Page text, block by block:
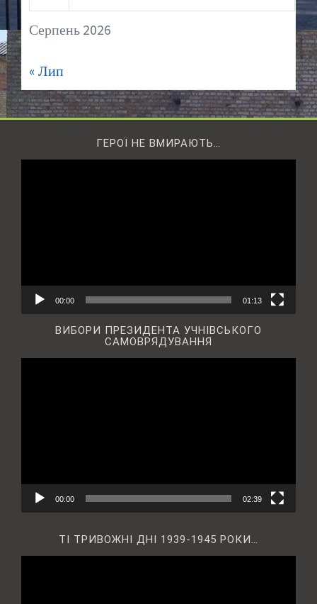
Серпень 2026
« Лип
ГЕРОЇ НЕ ВМИРАЮТЬ…
00:00 01:13
ВИБОРИ ПРЕЗИДЕНТА УЧНІВСЬКОГО
САМОВРЯДУВАННЯ
00:00 02:39
ТІ ТРИВОЖНІ ДНІ 1939-1945 РОКИ…